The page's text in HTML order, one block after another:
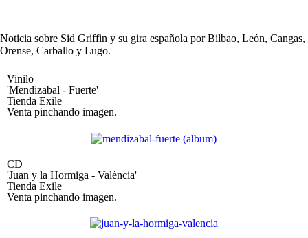
Noticia sobre Sid Griffin y su gira española por Bilbao, León, Cangas,
Orense, Carballo y Lugo.
Vinilo
'Mendizabal - Fuerte'
Tienda Exile
Venta pinchando imagen.
CD
'Juan y la Hormiga - València'
Tienda Exile
Venta pinchando imagen.